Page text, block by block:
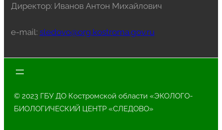
Директор: Иванов Антон Михайлович
e-mail: sledovo@org.kostroma.gov.ru
© 2023 ГБУ ДО Костромской области «ЭКОЛОГО-
БИОЛОГИЧЕСКИЙ ЦЕНТР «СЛЕДОВО»